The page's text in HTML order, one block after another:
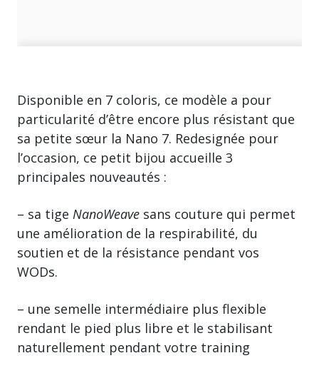
Disponible en 7 coloris, ce modèle a pour
particularité d’être encore plus résistant que
sa petite sœur la Nano 7. Redesignée pour
l’occasion, ce petit bijou accueille 3
principales nouveautés :
– sa tige NanoWeave sans couture qui permet
une amélioration de la respirabilité, du
soutien et de la résistance pendant vos
WODs.
– une semelle intermédiaire plus flexible
rendant le pied plus libre et le stabilisant
naturellement pendant votre training